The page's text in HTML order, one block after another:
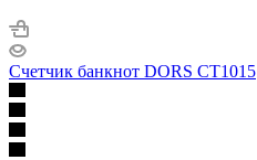
Счетчик банкнот DORS CT1015